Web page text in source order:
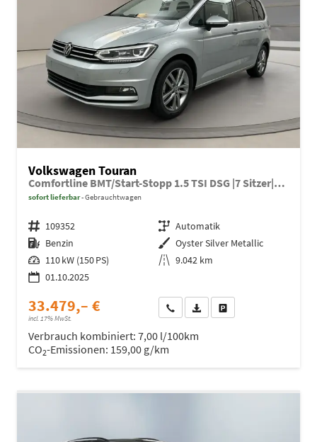
Volkswagen Touran
Comfortline BMT/Start-Stopp 1.5 TSI DSG |7 Sitzer|LED|Sitzheizung
sofort lieferbar Gebrauchtwagen
Fahrzeugnr. 109352 Getriebe Automatik
Kraftstoff Benzin Außenfarbe Oyster Silver Metallic
Leistung 110 kW (150 PS) Kilometerstand 9.042 km
01.10.2025
33.479,– €
incl. 17% MwSt.
Wir rufen Sie anFahrzeugexposé (PDF)
Verbrauch kombiniert: 7,00 l/100km
CO2-Emissionen: 159,00 g/km